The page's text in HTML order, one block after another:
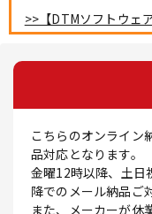
>>【DTMソフトウェ
こちらのオンライン
品対応となります。
金曜12時以降、土日
降でのメール納品ご
また、メーカーが休